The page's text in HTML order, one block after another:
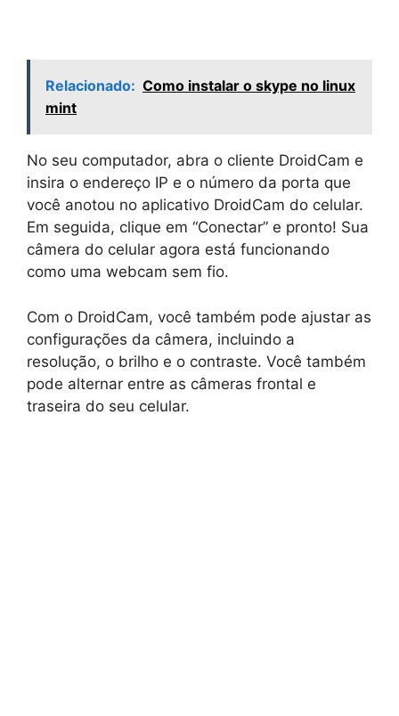
Relacionado: Como instalar o skype no linux
mint
No seu computador, abra o cliente DroidCam e
insira o endereço IP e o número da porta que
você anotou no aplicativo DroidCam do celular.
Em seguida, clique em “Conectar” e pronto! Sua
câmera do celular agora está funcionando
como uma webcam sem fio.
Com o DroidCam, você também pode ajustar as
configurações da câmera, incluindo a
resolução, o brilho e o contraste. Você também
pode alternar entre as câmeras frontal e
traseira do seu celular.